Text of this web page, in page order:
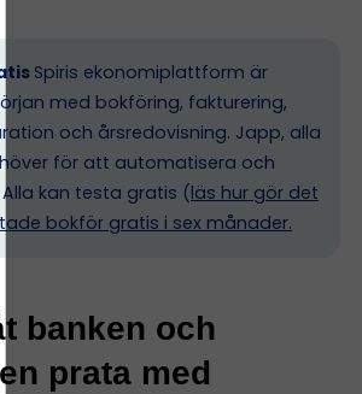
Spiris ekonomiplattform är
med bokföring, fakturering,
och årsredovisning. Japp, alla
för att automatisera och
kan testa gratis (läs hur gör det
bokför gratis i sex månader.
banken och
prata med